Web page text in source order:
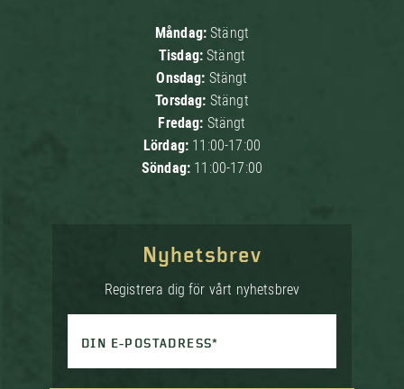
Måndag:Stängt
Tisdag:Stängt
Onsdag: Stängt
Torsdag: Stängt
Fredag: Stängt
Lördag: 11:00-17:00
Söndag: 11:00-17:00
Nyhetsbrev
Registrera dig för vårt nyhetsbrev
DIN E-POSTADRESS*